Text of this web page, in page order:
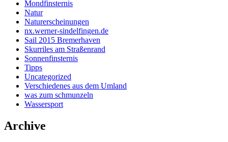
Mondfinsternis
Natur
Naturerscheinungen
nx.werner-sindelfingen.de
Sail 2015 Bremerhaven
Skurriles am Straßenrand
Sonnenfinsternis
Tipps
Uncategorized
Verschiedenes aus dem Umland
was zum schmunzeln
Wassersport
Archive